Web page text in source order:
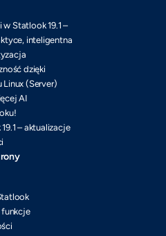
Statlook 19.1 –
inteligentna
dzięki
Linux (Server)
AI
– aktualizacje
funkcje